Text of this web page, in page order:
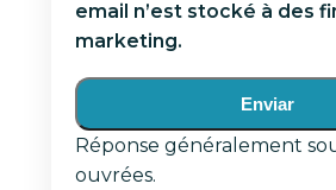
email n’est stocké à des
marketing.
Enviar
Réponse généralement
ouvrées.